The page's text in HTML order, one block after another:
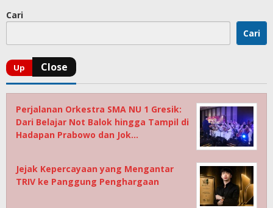
Cari
Cari
Perjalanan Orkestra SMA NU 1 Gresik:
Dari Belajar Not Balok hingga Tampil di
Hadapan Prabowo dan Jok…
Jejak Kepercayaan yang Mengantar
TRIV ke Panggung Penghargaan